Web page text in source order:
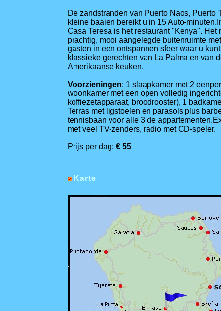
De zandstranden van Puerto Naos, Puerto
kleine baaien bereikt u in 15Auto-m
Casa Teresa is het restaurant "Kenya". Het
prachtig, mooi aangelegde buitenruimte
gasten in een ontspannen sfeer waar u kunt
klassieke gerechten van La Palma en van
Amerikaanse keuken.
Voorzieningen: 1 slaapkamer met 2
woonkamer met een open volledig
koffiezetapparaat, broodrooster), 1
Terras met ligstoelen en parasols plus
tennisbaan voor alle 3 de appartementen
met veel TV-zenders, radio met CD-speler.
Prijs per dag: € 55
Karte